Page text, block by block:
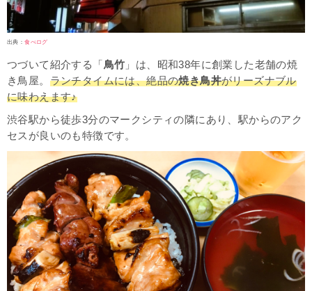
出典：食べログ
つづいて紹介する「鳥竹 」は、昭和38年に創業した老舗の焼
き鳥屋。 ランチタイムには、絶品の焼き鳥丼がリーズナブル
に味わえます♪
渋谷駅から徒歩3分のマークシティの隣にあり、駅からのアク
セスが良いのも特徴です。